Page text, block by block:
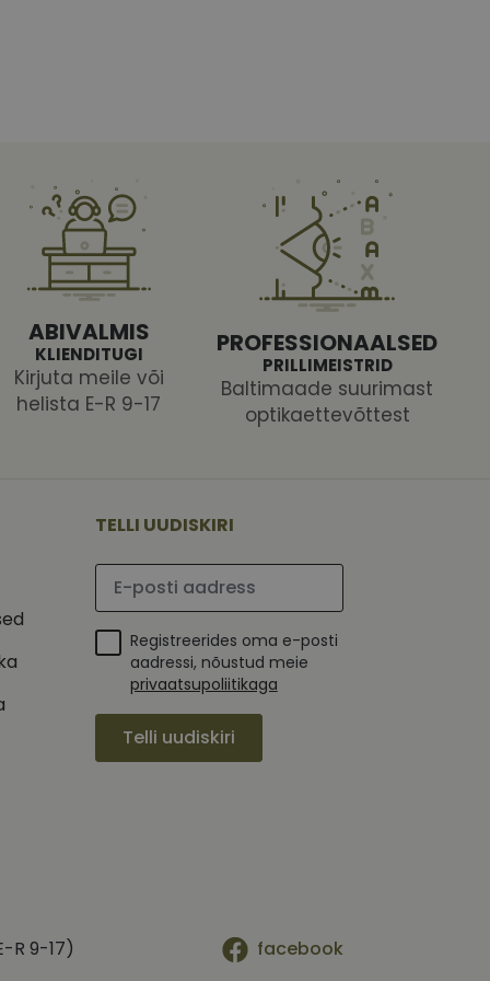
ABIVALMIS
KLIENDITUGI
Kirjuta meile või
helista E-R 9-17
PROFESSIONAALSED
PRILLIMEISTRID
Baltimaade suurimast
optikaettevõttest
TELLI UUDISKIRI
Palun sisesta e-posti aadress
Registreerides oma e-posti
aadressi, nõustud meie
privaatsupoliitikaga
Telli uudiskiri
R 9-17) facebook
küpsiste
selleks, et Cookie-
See on
eest
kasutajate
genereeritud
andmete
aadressi
teha kindlaks,
näiteks reaalajas